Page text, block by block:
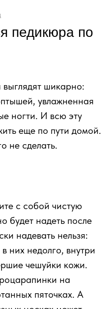
педикюра по
шикарно:
увлажненная
ногти. И всю эту
еще по пути домой.
не сделать.
с собой чистую
будет надеть после
надевать нельзя:
них недолго, внутри
чешуйки кожи.
на
пяточках. А